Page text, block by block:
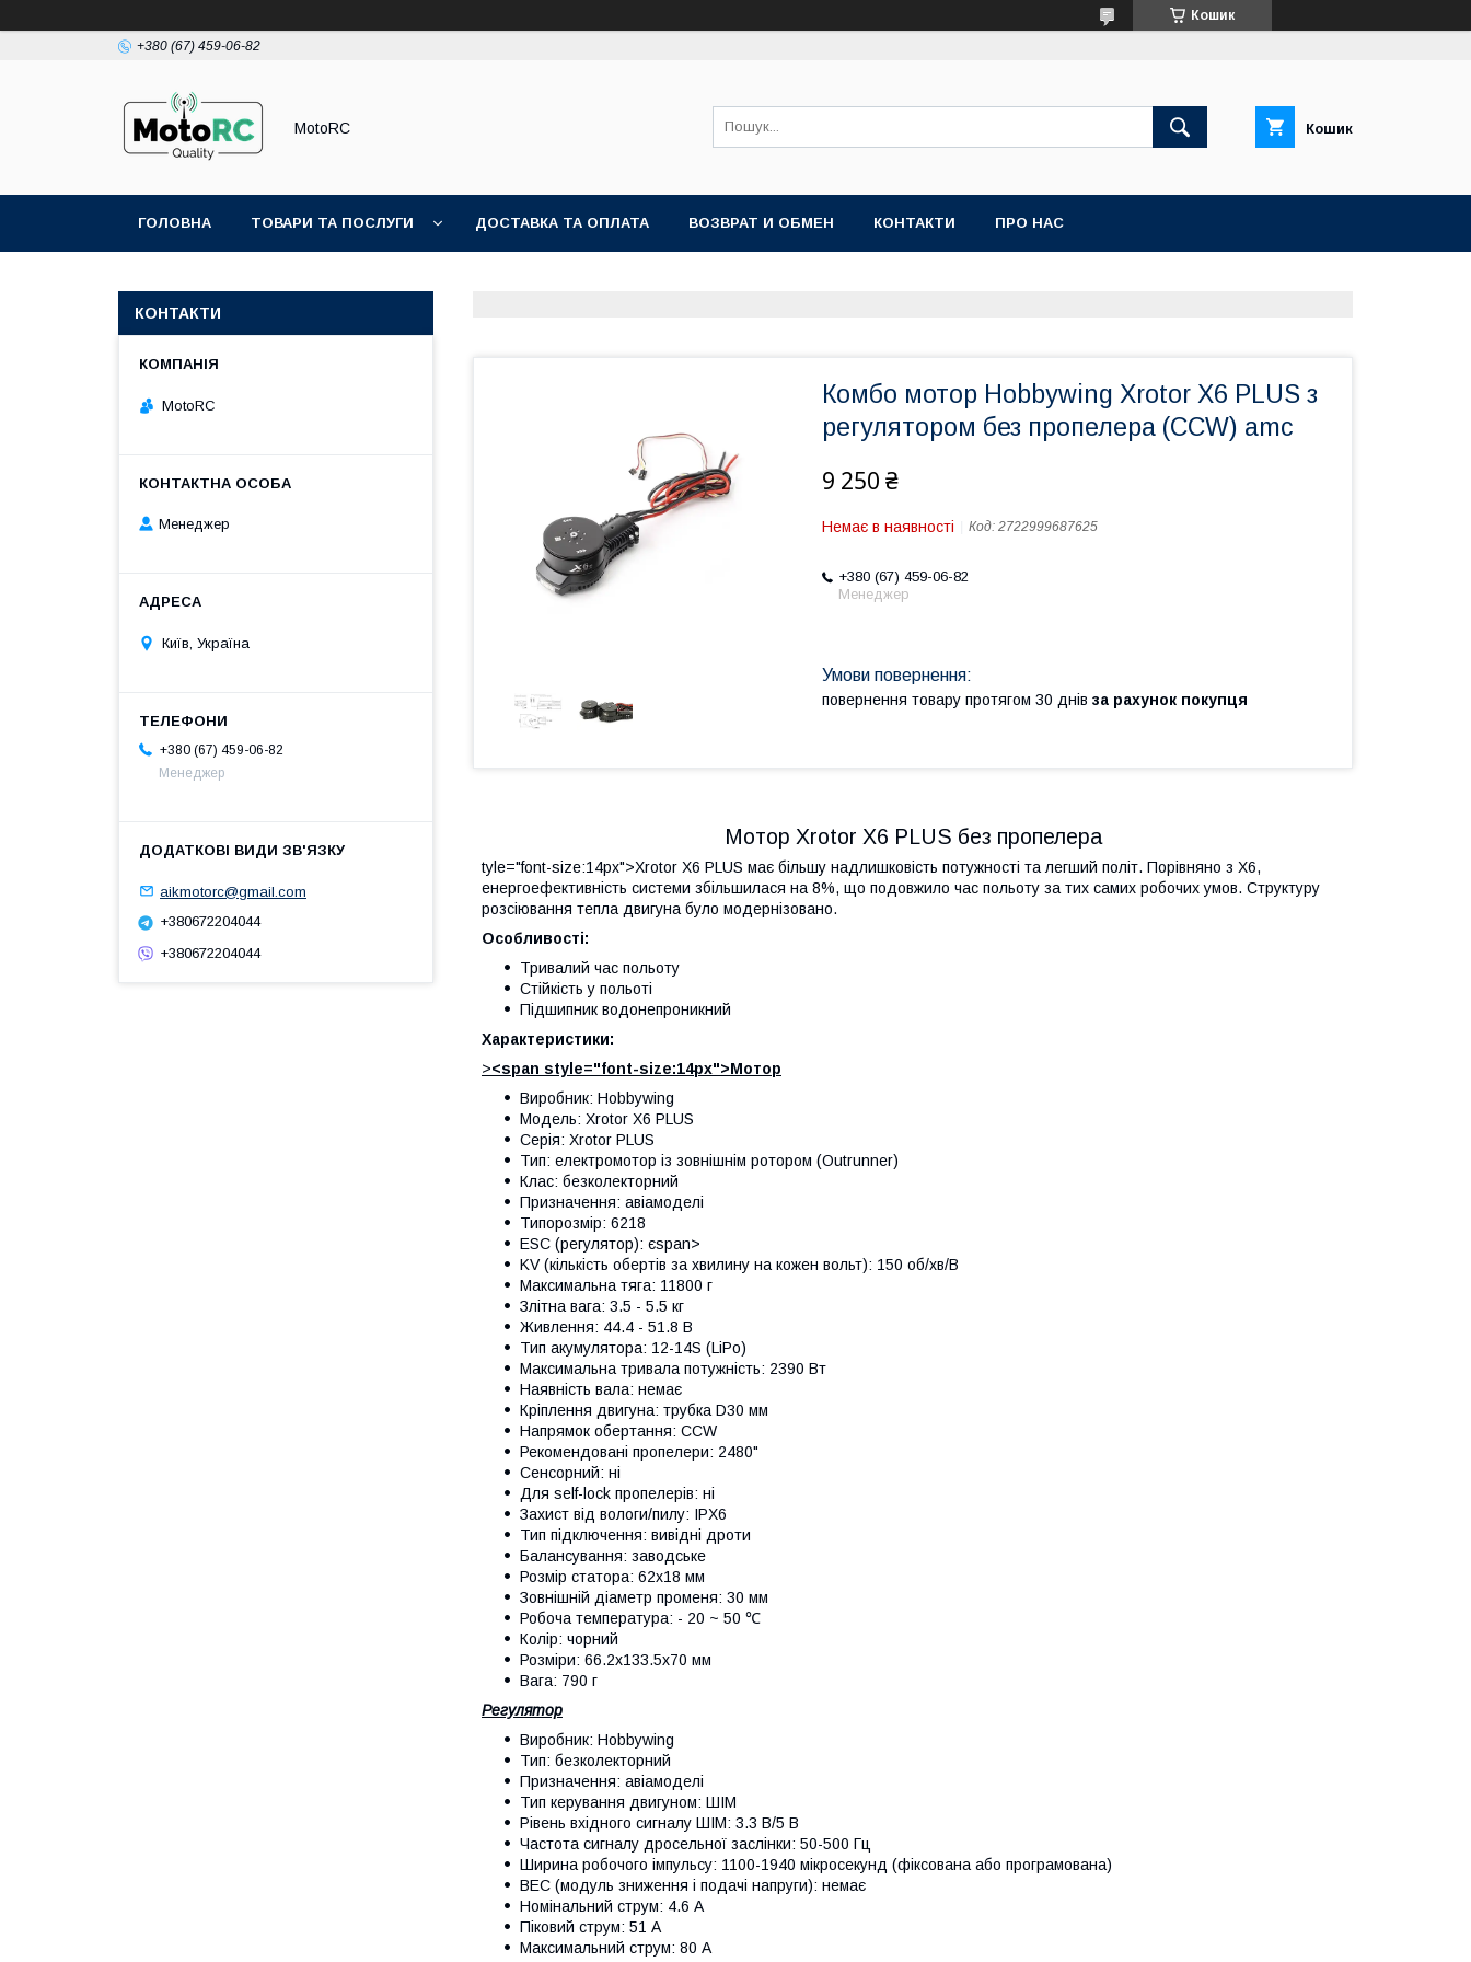
Кошик
+380 (67) 459-06-82
MotoRC Кошик
ГОЛОВНА ТОВАРИ ТА ПОСЛУГИ ДОСТАВКА ТА ОПЛАТА ВОЗВРАТ И ОБМЕН КОНТАКТИ ПРО НАС
Комбо мотор Hobbywing Xrotor X6 PLUS з
регулятором без пропелера (CCW) amc
9 250 ₴
Немає в наявності Код: 2722999687625
+380 (67) 459-06-82
Менеджер
повернення товару протягом 30 днів за рахунок покупця
Мотор Xrotor X6 PLUS без пропелера
tyle="font-size:14px">Xrotor X6 PLUS має більшу надлишковість потужності та легший політ. Порівняно з X6,
енергоефективність системи збільшилася на 8%, що подовжило час польоту за тих самих робочих умов. Структуру
розсіювання тепла двигуна було модернізовано.
Особливості:
Тривалий час польоту
Стійкість у польоті
Підшипник водонепроникний
Характеристики:
><span style="font-size:14px">Мотор
Виробник: Hobbywing
Модель: Xrotor X6 PLUS
Серія: Xrotor PLUS
Тип: електромотор із зовнішнім ротором (Outrunner)
Клас: безколекторний
Призначення: авіамоделі
Типорозмір: 6218
ESC (регулятор): єspan>
KV (кількість обертів за хвилину на кожен вольт): 150 об/хв/В
Максимальна тяга: 11800 г
Злітна вага: 3.5 - 5.5 кг
Живлення: 44.4 - 51.8 В
Тип акумулятора: 12-14S (LiPo)
Максимальна тривала потужність: 2390 Вт
Наявність вала: немає
Кріплення двигуна: трубка D30 мм
Напрямок обертання: CCW
Рекомендовані пропелери: 2480"
Сенсорний: ні
Для self-lock пропелерів: ні
Захист від вологи/пилу: IPX6
Тип підключення: вивідні дроти
Балансування: заводське
Розмір статора: 62х18 мм
Зовнішній діаметр променя: 30 мм
Робоча температура: - 20 ~ 50 ℃
Колір: чорний
Розміри: 66.2х133.5х70 мм
Вага: 790 г
Регулятор
Виробник: Hobbywing
Тип: безколекторний
Призначення: авіамоделі
Тип керування двигуном: ШІМ
Рівень вхідного сигналу ШІМ: 3.3 В/5 В
Частота сигналу дросельної заслінки: 50-500 Гц
Ширина робочого імпульсу: 1100-1940 мікросекунд (фіксована або програмована)
BEC (модуль зниження і подачі напруги): немає
Номінальний струм: 4.6 А
Піковий струм: 51 А
Максимальний струм: 80 А
КОНТАКТИ
MotoRC
Менеджер
Київ, Україна
+380 (67) 459-06-82
Менеджер
aikmotorc@gmail.com
+380672204044
+380672204044